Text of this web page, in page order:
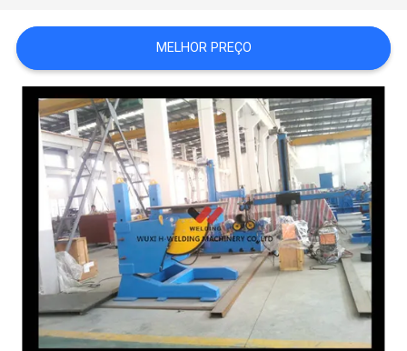
FÁBRICA
CONTROLE
QUALIDADE
CONTACTE-
NOS
MELHOR PREÇO